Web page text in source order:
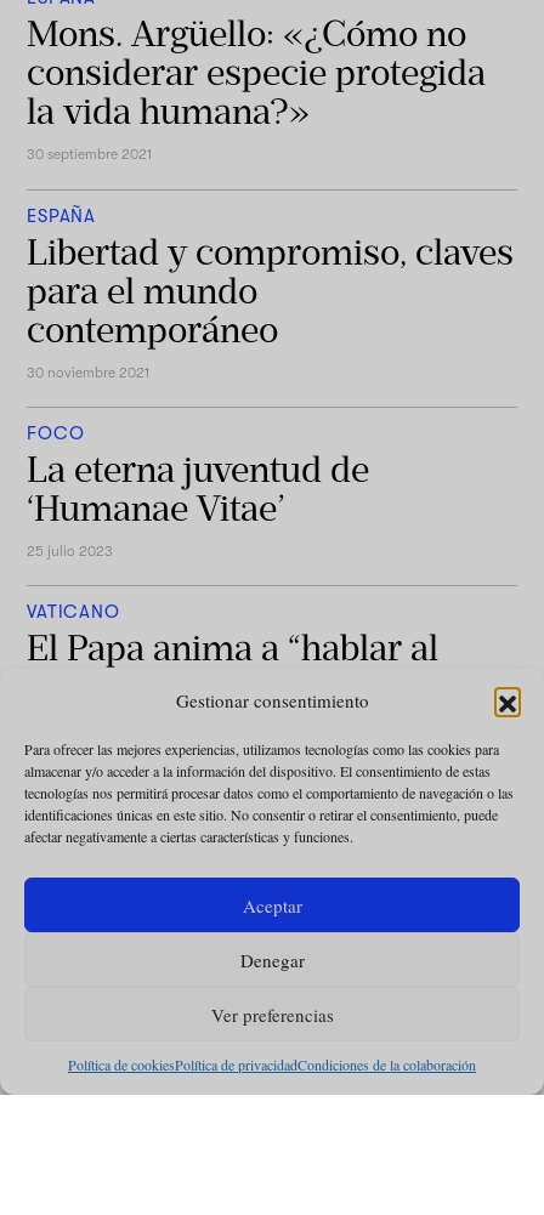
Gestionar consentimiento
Para ofrecer las mejores experiencias, utilizamos tecnologías como las cookies para
almacenar y/o acceder a la información del dispositivo. El consentimiento de estas
tecnologías nos permitirá procesar datos como el comportamiento de navegación o las
identificaciones únicas en este sitio. No consentir o retirar el consentimiento, puede
afectar negativamente a ciertas características y funciones.
Aceptar
Denegar
Ver preferencias
Política de cookiesPolítica de privacidadCondiciones de la colaboración
Mons. Argüello: «¿Cómo no
considerar especie protegida
la vida humana?»
30 septiembre 2021
ESPAÑA
Libertad y compromiso, claves
para el mundo
contemporáneo
30 noviembre 2021
FOCO
La eterna juventud de
‘Humanae Vitae’
25 julio 2023
VATICANO
El Papa anima a “hablar al
Espíritu Santo, que nos da la
16 octubre 2024
VOCACIONES
conducta sexual problemática
es algo más complejo que una
lucha por la virtud de la
22 marzo 2023